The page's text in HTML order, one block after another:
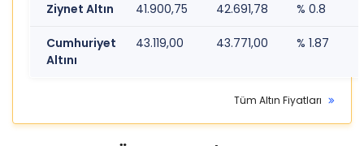
Ziynet Altın 41.900,75 42.691,78 % 0.8
Cumhuriyet
Altını
43.119,00 43.771,00 % 1.87
Tüm Altın Fiyatları